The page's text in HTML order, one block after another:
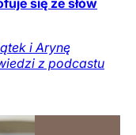
się ze słów
i Arynę
z podcastu